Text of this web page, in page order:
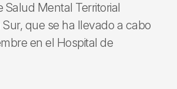
Salud Mental Territorial
que se ha llevado a cabo
en el Hospital de